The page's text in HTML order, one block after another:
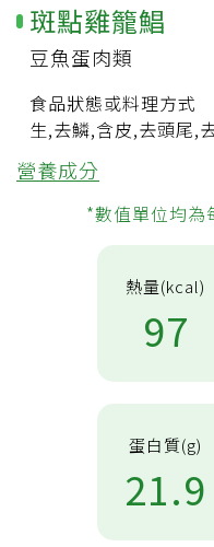
斑點雞籠鯧
豆魚蛋肉類
食品狀態或料理方式
生,去鱗,含皮,去頭尾,
營養成分
*數值單位均為
熱量(kcal)
97
蛋白質(g)
21.9